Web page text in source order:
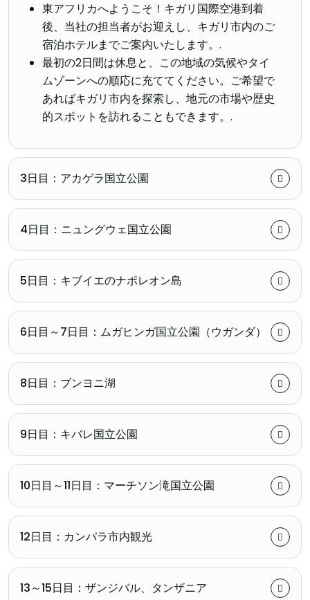
東アフリカへようこそ！キガリ国際空港到着
後、当社の担当者がお迎えし、キガリ市内のご
宿泊ホテルまでご案内いたします。.
最初の2日間は休息と、この地域の気候やタイ
ムゾーンへの順応に充ててください。ご希望で
あればキガリ市内を探索し、地元の市場や歴史
的スポットを訪れることもできます。.
3日目：アカゲラ国立公園
4日目：ニュングウェ国立公園
5日目：キブイエのナポレオン島
6日目～7日目：ムガヒンガ国立公園（ウガンダ）
8日目：ブンヨニ湖
9日目：キバレ国立公園
10日目～11日目：マーチソン滝国立公園
12日目：カンパラ市内観光
13～15日目：ザンジバル、タンザニア